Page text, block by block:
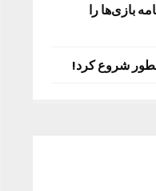
بازی‌ها را
شروع کرد!